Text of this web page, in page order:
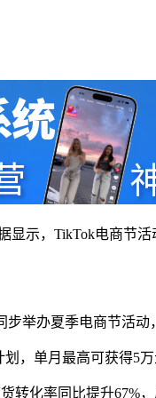
示，TikTok电商节
步举办夏季电商节活
划，单月最高可获得
转化率同比提升67%